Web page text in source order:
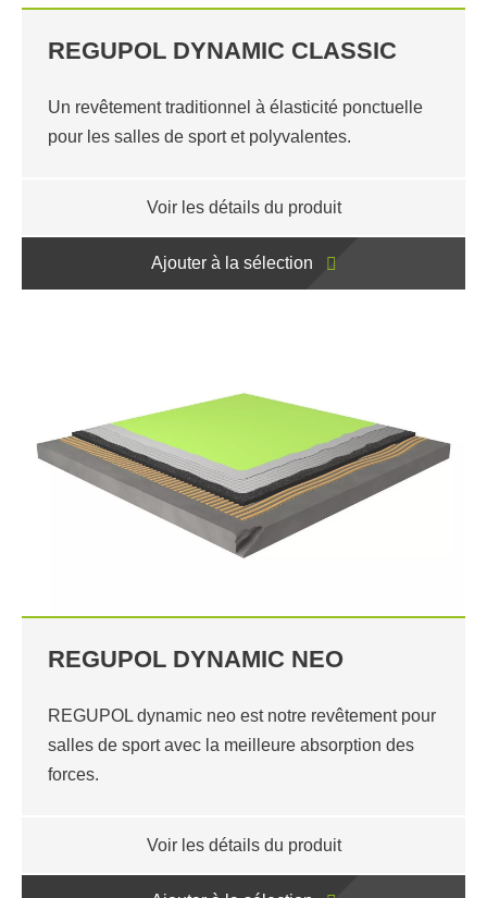
REGUPOL DYNAMIC CLASSIC
Un revêtement traditionnel à élasticité ponctuelle
pour les salles de sport et polyvalentes.
Voir les détails du produit
Ajouter à la sélection
REGUPOL DYNAMIC NEO
REGUPOL dynamic neo est notre revêtement pour
salles de sport avec la meilleure absorption des
forces.
Voir les détails du produit